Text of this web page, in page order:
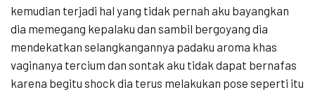
kemudian terjadi hal yang tidak pernah aku bayangkan
dia memegang kepalaku dan sambil bergoyang dia
mendekatkan selangkangannya padaku aroma khas
vaginanya tercium dan sontak aku tidak dapat bernafas
karena begitu shock dia terus melakukan pose seperti itu